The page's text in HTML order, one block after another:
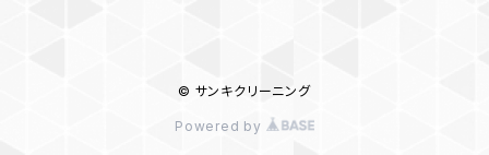
© サンキクリーニング
Powered by